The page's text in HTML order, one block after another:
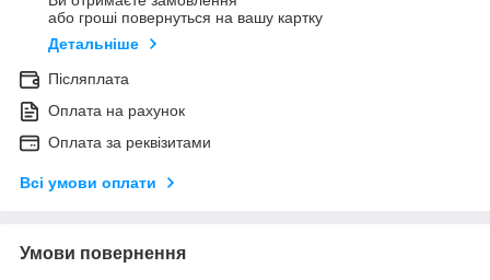
або гроші повернуться на вашу картку
Детальніше
Післяплата
Оплата на рахунок
Оплата за реквізитами
Всі умови оплати
Умови повернення